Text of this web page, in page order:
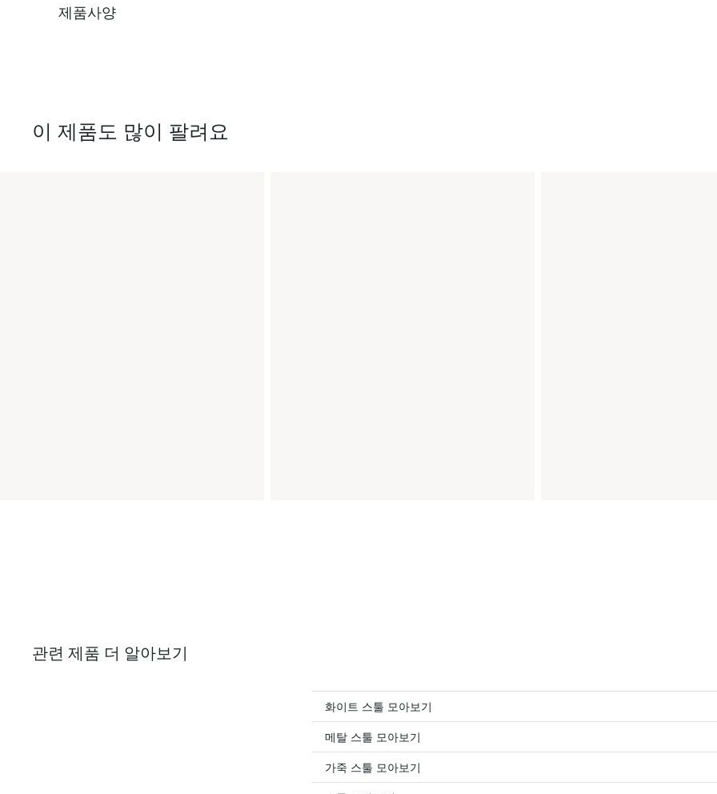
제품사양
이 제품도 많이 팔려요
관련 제품 더 알아보기
화이트 스툴 모아보기
메탈 스툴 모아보기
가죽 스툴 모아보기